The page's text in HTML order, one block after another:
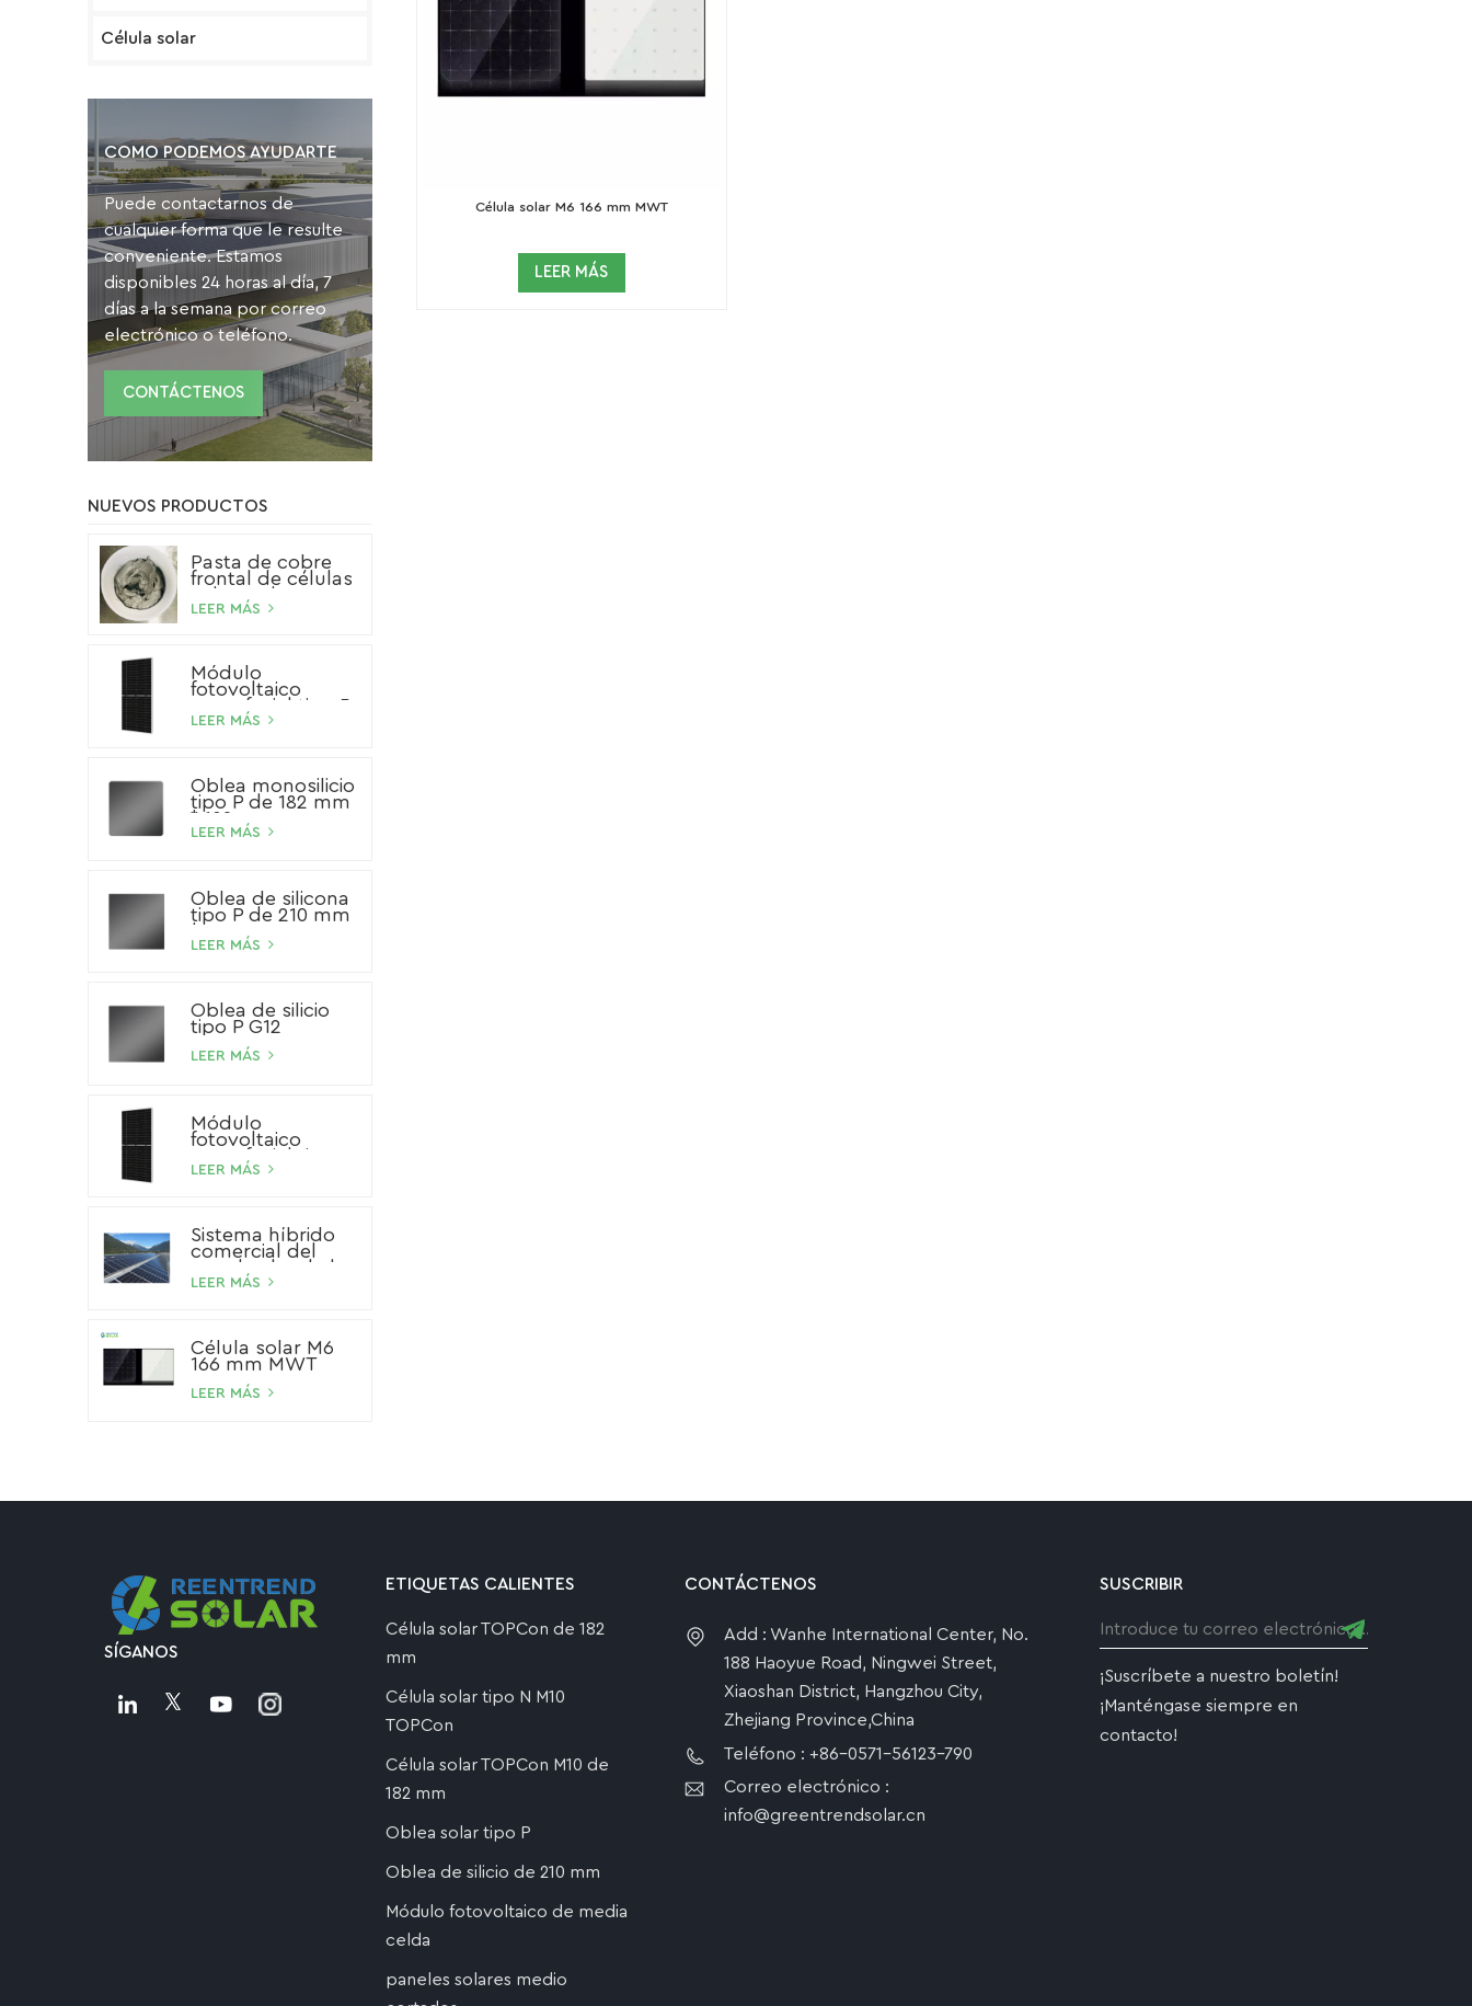
Célula solar
COMO PODEMOS AYUDARTE
Puede contactarnos de
cualquier forma que le resulte
conveniente. Estamos
disponibles 24 horas al día, 7
días a la semana por correo
electrónico o teléfono.
CONTÁCTENOS
NUEVOS PRODUCTOS
Pasta de cobre
frontal de células
solares de HJT
LEER MÁS
Módulo
fotovoltaico
monofacial tipo P
de 540 W
LEER MÁS
Oblea monosilicio
tipo P de 182 mm
* 182 mm
LEER MÁS
Oblea de silicona
tipo P de 210 mm
* 210 mm
LEER MÁS
Oblea de silicio
tipo P G12
LEER MÁS
Módulo
fotovoltaico
monofacial tipo P
de 545 W
LEER MÁS
Sistema híbrido
comercial del
panel solar de la
batería de ión de
100kW 200kW
500kW
LEER MÁS
Célula solar M6
166 mm MWT
LEER MÁS
Célula solar M6 166 mm MWT
LEER MÁS
SÍGANOS
ETIQUETAS CALIENTES
Célula solar TOPCon de 182
mm
Célula solar tipo N M10
TOPCon
Célula solar TOPCon M10 de
182 mm
Oblea solar tipo P
Oblea de silicio de 210 mm
Módulo fotovoltaico de media
celda
paneles solares medio
CONTÁCTENOS
Add : Wanhe International Center, No.
188 Haoyue Road, Ningwei Street,
Xiaoshan District, Hangzhou City,
Zhejiang Province,China
Teléfono : +86-0571-56123-790
Correo electrónico :
info@greentrendsolar.cn
SUSCRIBIR
¡Suscríbete a nuestro boletín!
¡Manténgase siempre en
contacto!